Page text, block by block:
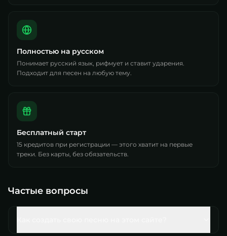
Полностью на русском
Понимает русский язык, рифмует и ставит ударения.
Подходит для песен на любую тему.
Бесплатный старт
15 кредитов при регистрации — этого хватит на первые
треки. Без карты, без обязательств.
Частые вопросы